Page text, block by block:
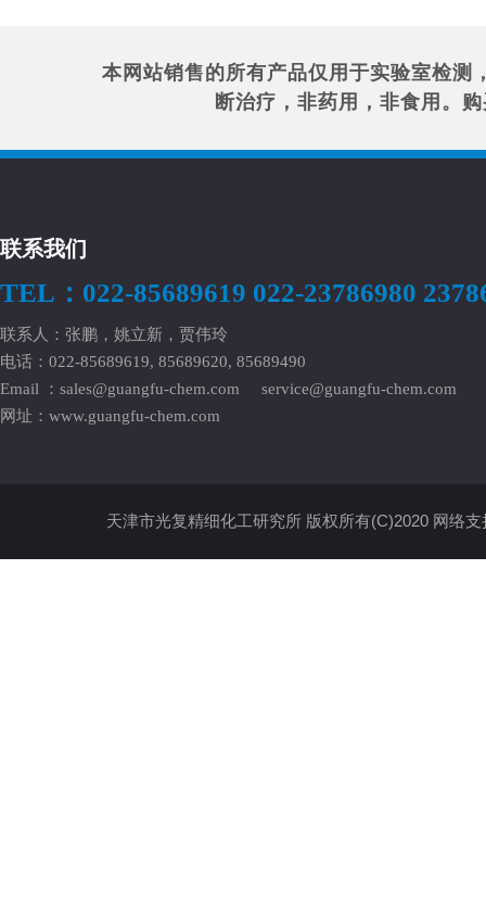
本网站销售的所有产品仅用于实验室检测
断治疗，非药用，非食用。
联系我们
TEL：022-85689619 022-23786980
联系人：张鹏，姚立新，贾伟玲
电话：022-85689619, 85689620, 85689490
Email ： sales@guangfu-chem.com
service@guangfu-chem.com
网址： www.guangfu-chem.com
天津市光复精细化工研究所版权所有(C)2020 网络支